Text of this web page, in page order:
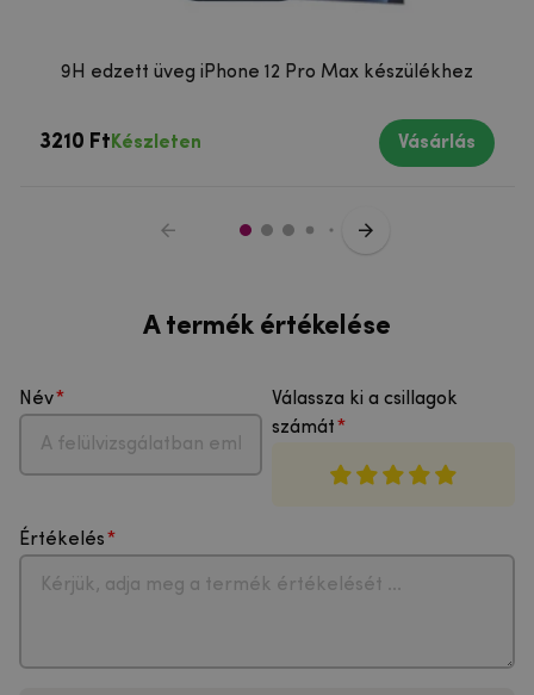
9H edzett üveg iPhone 12 Pro Max készülékhez
3210 Ft Készleten Vásárlás
A termék értékelése
Név
Válassza ki a csillagok
számát
Értékelés